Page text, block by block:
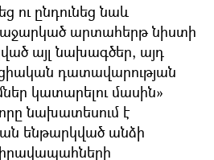
ու ընդունեց նաև
արտահերթ նիստի
այլ նախագծեր, այդ
դատավարության
կատարելու մասին»
նախատեսում է
ենթարկված անձի